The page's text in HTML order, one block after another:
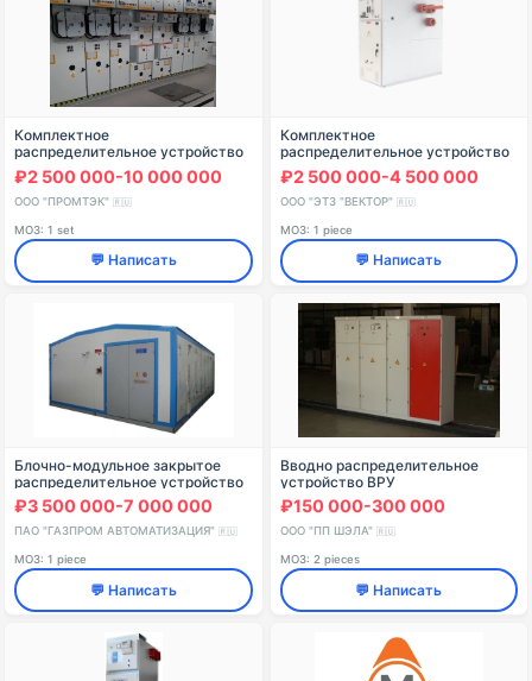
Комплектное
распределительное устройство
среднего напряжения
"ROTOBLOK"
₽2 500 000-10 000 000
ООО "ПРОМТЭК" 🇷🇺
МОЗ: 1 set
💬 Написать
Комплектное
распределительное устройство
"Классика" серии D-40P
₽2 500 000-4 500 000
ООО "ЭТЗ "ВЕКТОР" 🇷🇺
МОЗ: 1 piece
💬 Написать
Блочно-модульное закрытое
распределительное устройство
2БМЗРУ-СГА/28/10/1250-ХЛ1
₽3 500 000-7 000 000
ПАО "ГАЗПРОМ АВТОМАТИЗАЦИЯ" 🇷🇺
МОЗ: 1 piece
💬 Написать
Вводно распределительное
устройство ВРУ
₽150 000-300 000
ООО "ПП ШЭЛА" 🇷🇺
МОЗ: 2 pieces
💬 Написать